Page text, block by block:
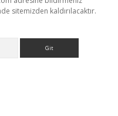
sitemizden kaldırılacaktır.